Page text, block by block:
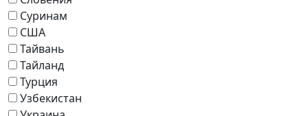
Суринам
США
Тайвань
Тайланд
Турция
Узбекистан